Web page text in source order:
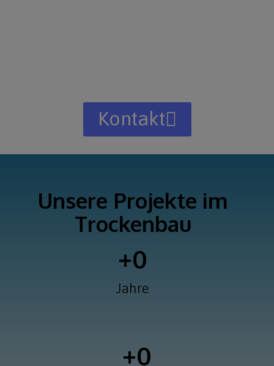
Kontakt
Unsere Projekte im
Trockenbau
Jahre
+0
+0